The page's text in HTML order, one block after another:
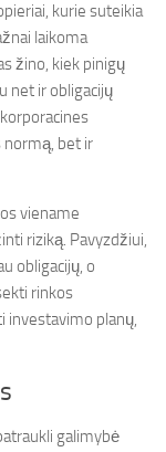
kurie suteikia
laikoma
žino, kiek pinigų
net ir obligacijų
normą, bet ir
viename
riziką. Pavyzdžiui,
obligacijų, o
rinkos
investavimo planų,
galimybė